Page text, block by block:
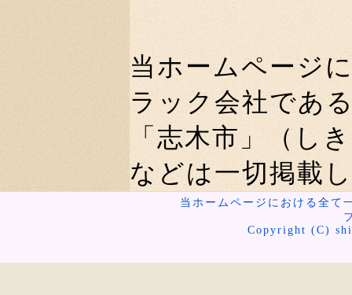
当ホームページ
ラック会社であ
「志木市」（し
などは一切掲載
当ホームページにおける全
Copyright (C)